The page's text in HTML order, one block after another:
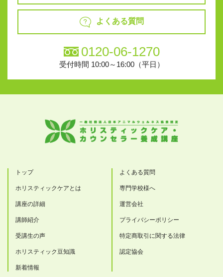
よくある質問
0120-06-1270
受付時間 10:00～16:00（平日）
トップ
ホリスティックケアとは
講座の詳細
講師紹介
受講生の声
ホリスティック豆知識
新着情報
よくある質問
専門学校様へ
運営会社
プライバシーポリシー
特定商取引に関する法律
認定協会